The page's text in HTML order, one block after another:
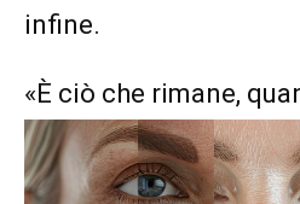
infine.
«È ciò che rimane,